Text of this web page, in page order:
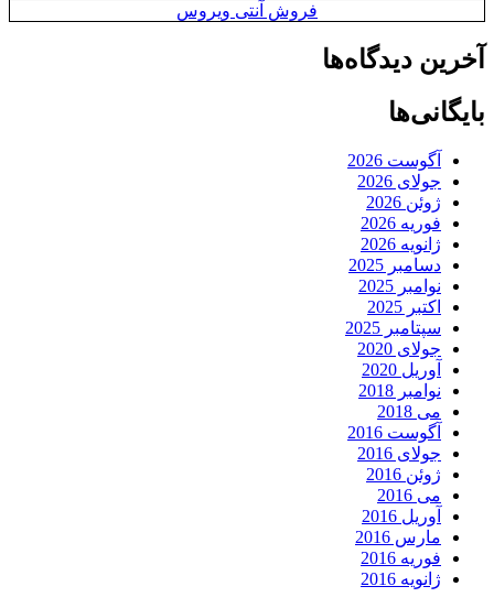
فروش آنتی ویروس
آخرین دیدگاه‌ها
بایگانی‌ها
آگوست 2026
جولای 2026
ژوئن 2026
فوریه 2026
ژانویه 2026
دسامبر 2025
نوامبر 2025
اکتبر 2025
سپتامبر 2025
جولای 2020
آوریل 2020
نوامبر 2018
می 2018
آگوست 2016
جولای 2016
ژوئن 2016
می 2016
آوریل 2016
مارس 2016
فوریه 2016
ژانویه 2016